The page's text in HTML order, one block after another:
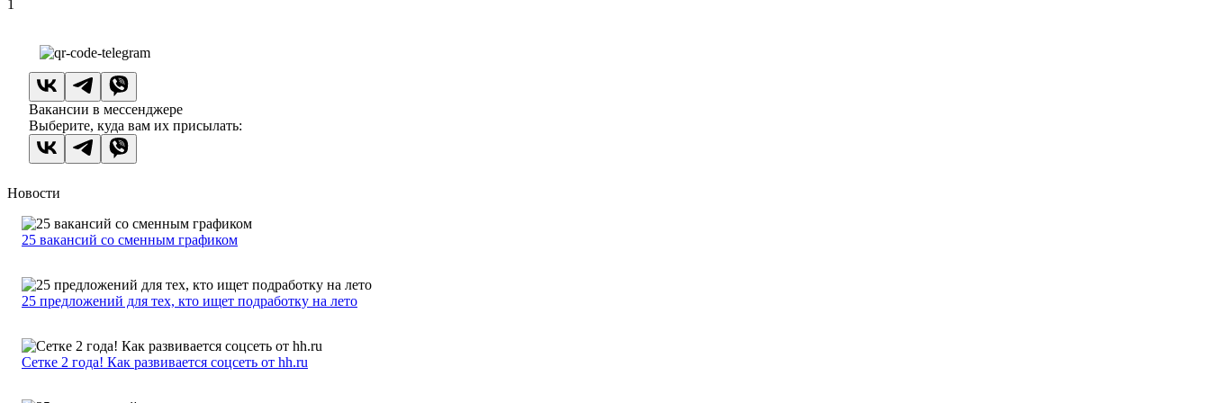
1
Вакансии в мессенджере
Выберите, куда вам их присылать:
Новости
25 вакансий со сменным графиком
25 предложений для тех, кто ищет подработку на лето
Сетке 2 года! Как развивается соцсеть от hh.ru